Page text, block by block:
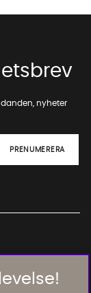
nyheter